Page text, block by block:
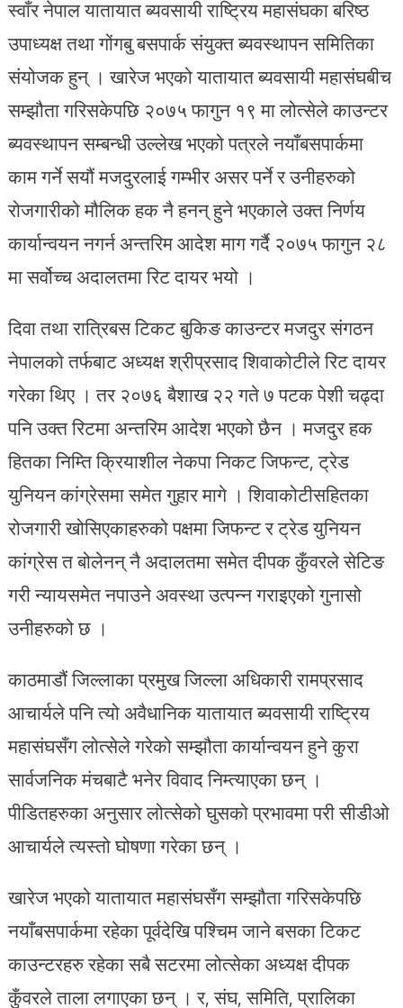
स्वाँर नेपाल यातायात ब्यवसायी राष्ट्रिय महासंघका बरिष्ठ
उपाध्यक्ष तथा गोंगबु बसपार्क संयुक्त ब्यवस्थापन समितिका
संयोजक हुन् । खारेज भएको यातायात ब्यवसायी महासंघबीच
सम्झौता गरिसकेपछि २०७५ फागुन १९ मा लोत्सेले काउन्टर
ब्यवस्थापन सम्बन्धी उल्लेख भएको पत्रले नयाँबसपार्कमा
काम गर्ने सयौं मजदुरलाई गम्भीर असर पर्ने र उनीहरुको
रोजगारीको मौलिक हक नै हनन् हुने भएकाले उक्त निर्णय
कार्यान्वयन नगर्न अन्तरिम आदेश माग गर्दै २०७५ फागुन २८
मा सर्वोच्च अदालतमा रिट दायर भयो ।
दिवा तथा रात्रिबस टिकट बुकिङ काउन्टर मजदुर संगठन
नेपालको तर्फबाट अध्यक्ष श्रीप्रसाद शिवाकोटीले रिट दायर
गरेका थिए । तर २०७६ बैशाख २२ गते ७ पटक पेशी चढ्दा
पनि उक्त रिटमा अन्तरिम आदेश भएको छैन । मजदुर हक
हितका निम्ति क्रियाशील नेकपा निकट जिफन्ट, ट्रेड
युनियन कांग्रेसमा समेत गुहार मागे । शिवाकोटीसहितका
रोजगारी खोसिएकाहरुको पक्षमा जिफन्ट र ट्रेड युनियन
कांग्रेस त बोलेनन् नै अदालतमा समेत दीपक कुँवरले सेटिङ
गरी न्यायसमेत नपाउने अवस्था उत्पन्न गराइएको गुनासो
उनीहरुको छ ।
काठमाडौं जिल्लाका प्रमुख जिल्ला अधिकारी रामप्रसाद
आचार्यले पनि त्यो अवैधानिक यातायात ब्यवसायी राष्ट्रिय
महासंघसँग लोत्सेले गरेको सम्झौता कार्यान्वयन हुने कुरा
सार्वजनिक मंचबाटै भनेर विवाद निम्त्याएका छन् ।
पीडितहरुका अनुसार लोत्सेको घुसको प्रभावमा परी सीडीओ
आचार्यले त्यस्तो घोषणा गरेका छन् ।
खारेज भएको यातायात महासंघसँग सम्झौता गरिसकेपछि
नयाँबसपार्कमा रहेका पूर्वदेखि पश्चिम जाने बसका टिकट
काउन्टरहरु रहेका सबै सटरमा लोत्सेका अध्यक्ष दीपक
कुँवरले ताला लगाएका छन् । र, संघ, समिति, प्रालिका